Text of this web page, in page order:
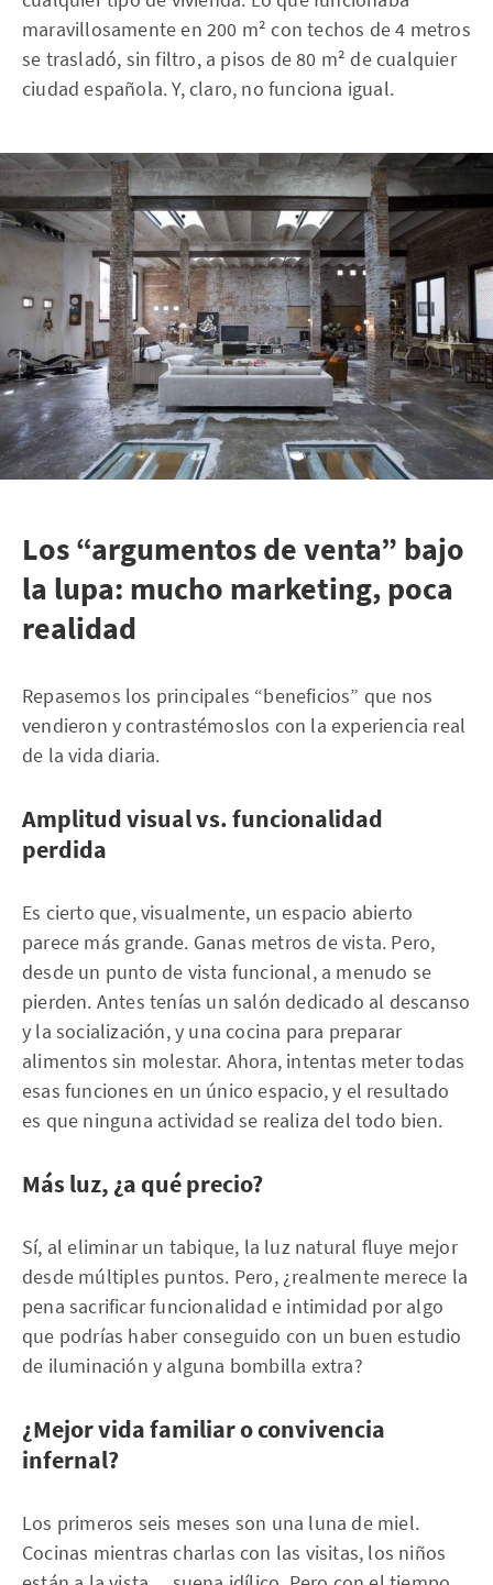
maravillosamente en 200 m² con techos de 4 metros
se trasladó, sin filtro, a pisos de 80 m² de cualquier
ciudad española. Y, claro, no funciona igual.
Los “argumentos de venta” bajo
la lupa: mucho marketing, poca
realidad
Repasemos los principales “beneficios” que nos
vendieron y contrastémoslos con la experiencia real
de la vida diaria.
Amplitud visual vs. funcionalidad
perdida
Es cierto que, visualmente, un espacio abierto
parece más grande. Ganas metros de vista. Pero,
desde un punto de vista funcional, a menudo se
pierden. Antes tenías un salón dedicado al descanso
y la socialización, y una cocina para preparar
alimentos sin molestar. Ahora, intentas meter todas
esas funciones en un único espacio, y el resultado
es que ninguna actividad se realiza del todo bien.
Más luz, ¿a qué precio?
Sí, al eliminar un tabique, la luz natural fluye mejor
desde múltiples puntos. Pero, ¿realmente merece la
pena sacrificar funcionalidad e intimidad por algo
que podrías haber conseguido con un buen estudio
de iluminación y alguna bombilla extra?
¿Mejor vida familiar o convivencia
infernal?
Los primeros seis meses son una luna de miel.
Cocinas mientras charlas con las visitas, los niños